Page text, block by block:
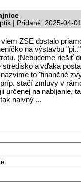
| Pridané: 2025-04-
viem ZSE dostalo
na výstavbu
(Nebudeme riešiť
stredisko a vďaka
to "finančné
stačí zmluvy v
určenej na nabíjanie,
naivný ...